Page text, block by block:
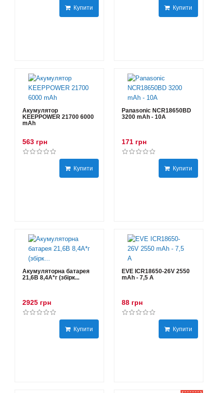
Купити Купити
Акумулятор
KEEPPOWER 21700 6000
mAh
563 грн
Купити
Panasonic NCR18650BD
3200 mAh - 10А
171 грн
Купити
Акумуляторна батарея
21,6В 8,4A*г (збірк...
2925 грн
Купити
EVE ICR18650-26V 2550
mAh - 7,5 А
88 грн
Купити